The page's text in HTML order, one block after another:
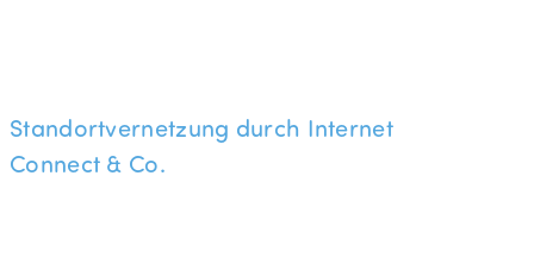
Standortvernetzung durch Internet
Connect & Co.